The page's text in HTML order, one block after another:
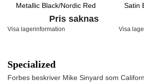
Metallic Black/Nordic Red
Pris saknas
Visa lagerinformation
Satin
Visa
Specialized
Forbes beskriver Mike Sinyard som